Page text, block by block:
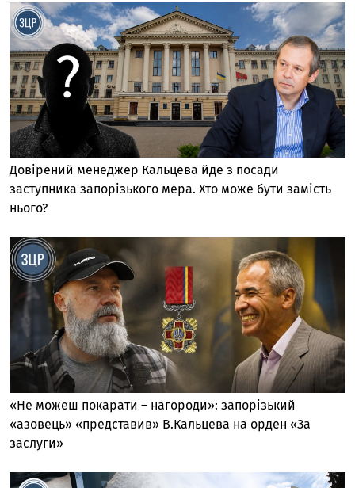
Довірений менеджер Кальцева йде з посади
заступника запорізького мера. Хто може бути замість
нього?
«Не можеш покарати – нагороди»: запорізький
«азовець» «представив» В.Кальцева на орден «За
заслуги»